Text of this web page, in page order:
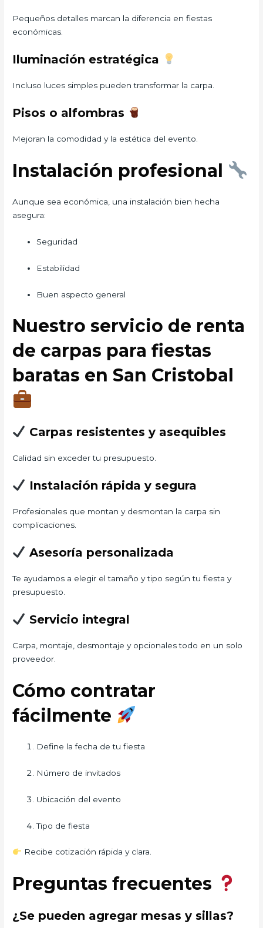
Pequeños detalles marcan la diferencia en fiestas
económicas.
Iluminación estratégica
Incluso luces simples pueden transformar la carpa.
Pisos o alfombras
Mejoran la comodidad y la estética del evento.
Instalación profesional
Aunque sea económica, una instalación bien hecha
asegura:
Seguridad
Estabilidad
Buen aspecto general
Nuestro servicio de renta
de carpas para fiestas
baratas en San Cristobal
Carpas resistentes y asequibles
Calidad sin exceder tu presupuesto.
Instalación rápida y segura
Profesionales que montan y desmontan la carpa sin
complicaciones.
Asesoría personalizada
Te ayudamos a elegir el tamaño y tipo según tu fiesta y
presupuesto.
Servicio integral
Carpa, montaje, desmontaje y opcionales todo en un solo
proveedor.
Cómo contratar
fácilmente
Define la fecha de tu fiesta
Número de invitados
Ubicación del evento
Tipo de fiesta
Recibe cotización rápida y clara.
Preguntas frecuentes
¿Se pueden agregar mesas y sillas?